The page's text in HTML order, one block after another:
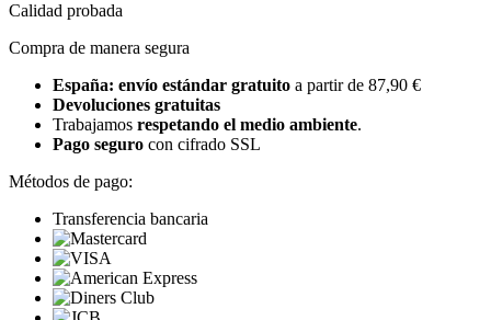
Calidad probada
Compra de manera segura
España: envío estándar gratuito a partir de 87,90 €
Devoluciones gratuitas
Trabajamos respetando el medio ambiente.
Pago seguro con cifrado SSL
Métodos de pago:
Transferencia bancaria